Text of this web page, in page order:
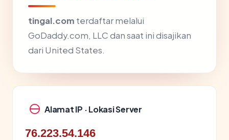
tingal.com terdaftar melalui
GoDaddy.com, LLC dan saat ini disajikan
dari United States.
Alamat IP · Lokasi Server
76.223.54.146